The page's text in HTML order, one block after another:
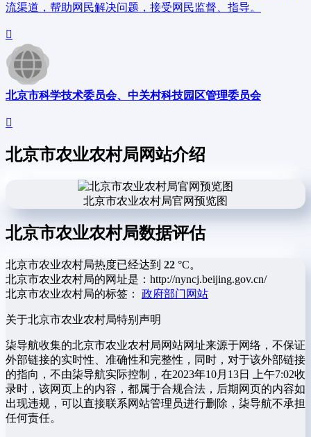
流渠道，帮助网民解决问题，接受网民监督、指导。
北京市科学技术委员会、中关村科技园区管理委员会
北京市农业农村局网站介绍
北京市农业农村局官网预览图
北京市农业农村局数据评估
北京市农业农村局热度已经达到 22 °C。
北京市农业农村局的网址是：http://nyncj.beijing.gov.cn/
北京市农业农村局的标签： 政府部门网站
关于北京市农业农村局特别声明
柒导航收集的北京市农业农村局网站网址来源于网络，不保证
外部链接的实时性、准确性和完整性，同时，对于该外部链接
的指向，不由柒导航实际控制，在2023年10月13日 上午7:02收
录时，该网页上的内容，都属于合规合法，后期网页的内容如
出现违规，可以直接联系网站管理员进行删除，柒导航不承担
任何责任。